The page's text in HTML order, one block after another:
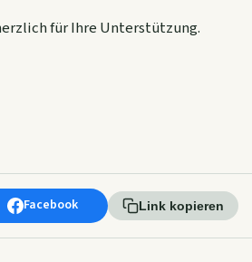
für Ihre Unterstützung.
Facebook Link kopieren